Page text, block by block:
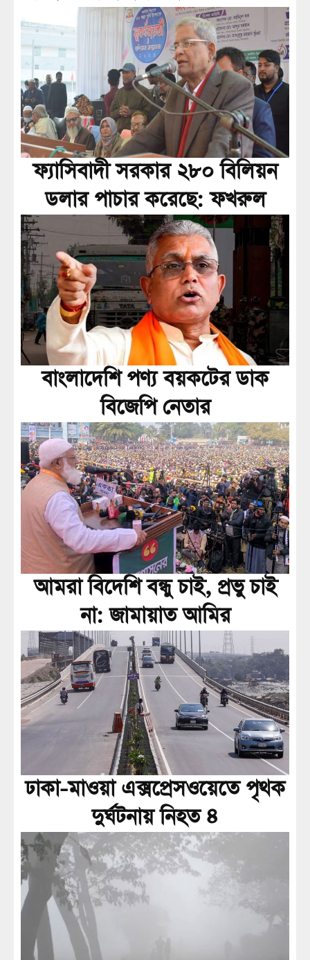
ফ্যাসিবাদী সরকার ২৮০ বিলিয়ন
ডলার পাচার করেছে: ফখরুল
বাংলাদেশি পণ্য বয়কটের ডাক
বিজেপি নেতার
আমরা বিদেশি বন্ধু চাই, প্রভু চাই
না: জামায়াত আমির
ঢাকা-মাওয়া এক্সপ্রেসওয়েতে পৃথক
দুর্ঘটনায় নিহত ৪